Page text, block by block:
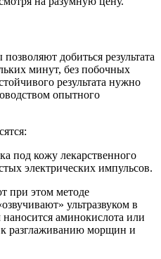
добиться результата
минут, без побочных
результата нужно
опытного
под кожу лекарственного
электрических импульсов.
при этом методе
ультразвуком в
аминокислота или
разглаживанию морщин и